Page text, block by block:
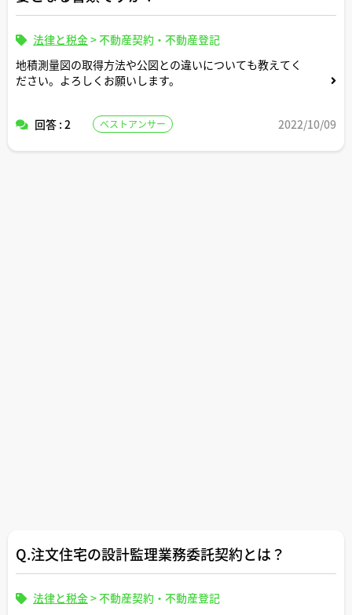
法律と税金>不動産契約・不動産登記
地積測量図の取得方法や公図との違いについても教えてく
ださい。よろしくお願いします。
回答 : 2 ベストアンサー 2022/10/09
Q.注文住宅の設計監理業務委託契約とは？
法律と税金>不動産契約・不動産登記